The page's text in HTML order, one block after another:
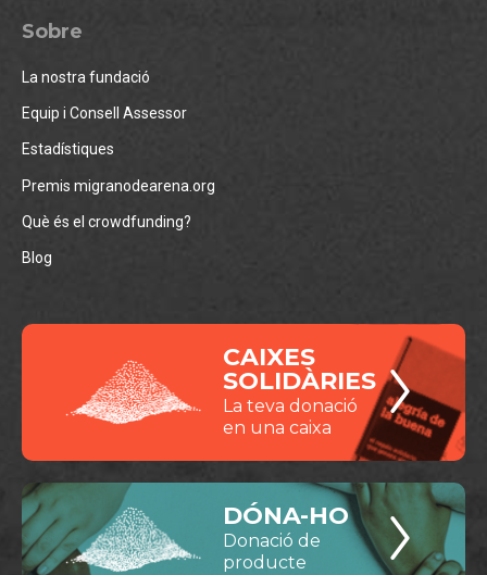
Sobre
La nostra fundació
Equip i Consell Assessor
Estadístiques
Premis migranodearena.org
Què és el crowdfunding?
Blog
CAIXES
SOLIDÀRIES
La teva donació
en una caixa
DÓNA-HO
Donació de
producte